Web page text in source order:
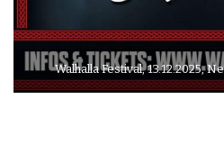
Walhalla Festival, 13.12.2025,